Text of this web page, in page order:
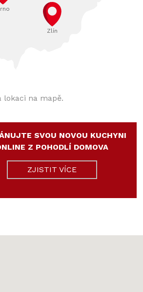
Zlín
na mapě.
SVOU NOVOU KUCHYNI
Z POHODLÍ DOMOVA
ZJISTIT VÍCE